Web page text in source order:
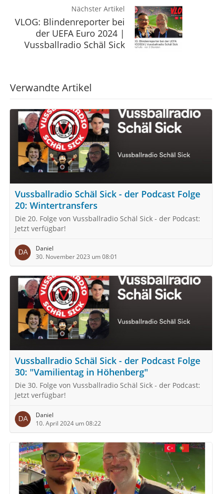
Nächster Artikel
VLOG: Blindenreporter bei
der UEFA Euro 2024 |
Vussballradio Schäl Sick
Verwandte Artikel
Vussballradio Schäl Sick - der Podcast Folge
20: Wintertransfers
Die 20. Folge von Vussballradio Schäl Sick - der Podcast:
Jetzt verfügbar!
Daniel
30. November 2023 um 08:01
Vussballradio Schäl Sick - der Podcast Folge
30: "Vamilientag in Höhenberg"
Die 30. Folge von Vussballradio Schäl Sick - der Podcast:
Jetzt verfügbar!
Daniel
10. April 2024 um 08:22